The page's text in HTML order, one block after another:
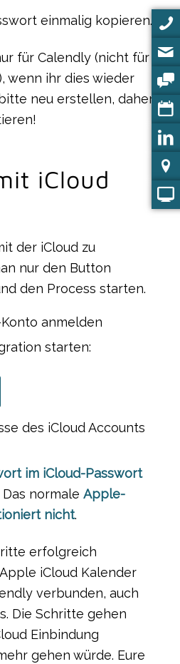
einmalig kopieren.
für Calendly (nicht für
wenn ihr dies wieder
neu erstellen, daher
iCloud
der iCloud zu
nur den Button
den Process starten.
anmelden
starten:
des iCloud Accounts
im iCloud-Passwort
Das normale Apple-
nicht.
erfolgreich
iCloud Kalender
verbunden, auch
Die Schritte gehen
Einbindung
gehen würde. Eure